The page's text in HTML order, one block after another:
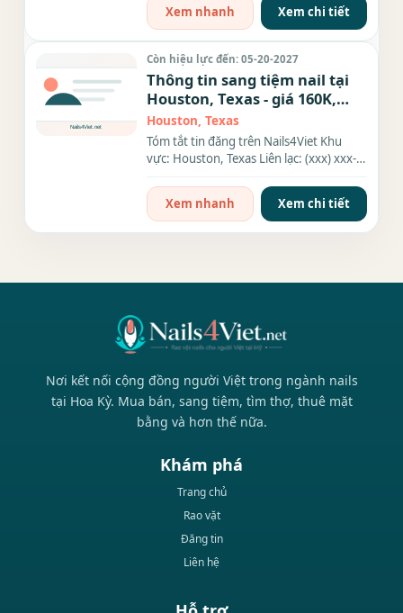
Xem nhanh
Xem chi tiết
Còn hiệu lực đến: 05-20-2027
Thông tin sang tiệm nail tại
Houston, Texas - giá 160K,
rộng 8
Houston, Texas
Tóm tắt tin đăng trên Nails4Viet Khu
vực: Houston, Texas Liên lạc: (xxx) xxx-
Xem nhanh
Xem chi tiết
Nơi kết nối cộng đồng người Việt trong ngành nails
tại Hoa Kỳ. Mua bán, sang tiệm, tìm thợ, thuê mặt
bằng và hơn thế nữa.
Khám phá
Trang chủ
Rao vặt
Đăng tin
Liên hệ